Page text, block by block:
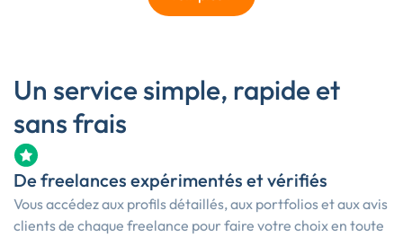
Un service simple, rapide et
sans frais
De freelances expérimentés et vérifiés
Vous accédez aux profils détaillés, aux portfolios et aux avis
clients de chaque freelance pour faire votre choix en toute